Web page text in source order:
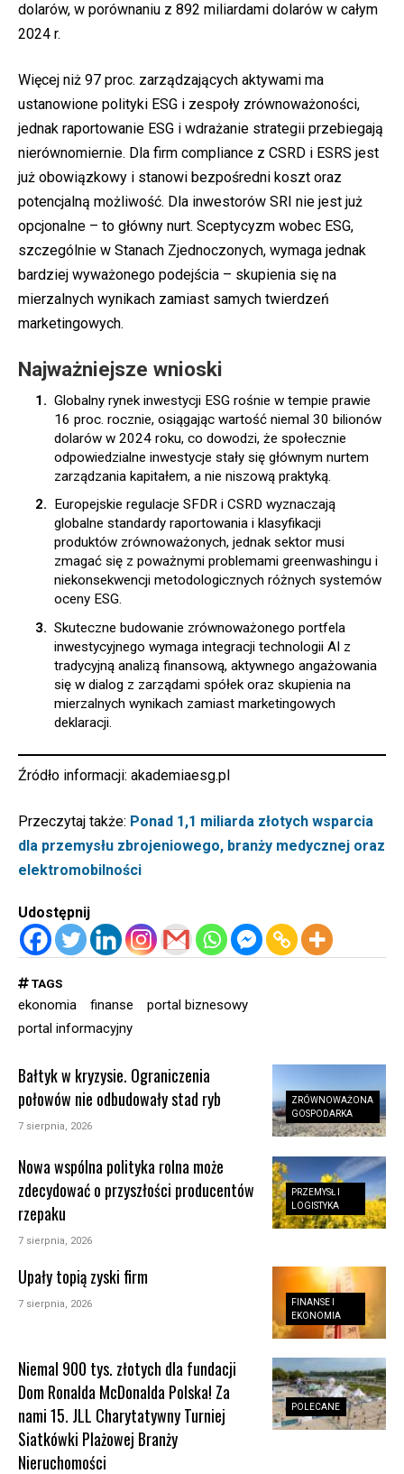
dolarów, w porównaniu z 892 miliardami dolarów w całym
2024 r.
Więcej niż 97 proc. zarządzających aktywami ma
ustanowione polityki ESG i zespoły zrównoważoności,
jednak raportowanie ESG i wdrażanie strategii przebiegają
nierównomiernie. Dla firm compliance z CSRD i ESRS jest
już obowiązkowy i stanowi bezpośredni koszt oraz
potencjalną możliwość. Dla inwestorów SRI nie jest już
opcjonalne – to główny nurt. Sceptycyzm wobec ESG,
szczególnie w Stanach Zjednoczonych, wymaga jednak
bardziej wyważonego podejścia – skupienia się na
mierzalnych wynikach zamiast samych twierdzeń
marketingowych.
Najważniejsze wnioski
Globalny rynek inwestycji ESG rośnie w tempie prawie
16 proc. rocznie, osiągając wartość niemal 30 bilionów
dolarów w 2024 roku, co dowodzi, że społecznie
odpowiedzialne inwestycje stały się głównym nurtem
zarządzania kapitałem, a nie niszową praktyką.
Europejskie regulacje SFDR i CSRD wyznaczają
globalne standardy raportowania i klasyfikacji
produktów zrównoważonych, jednak sektor musi
zmagać się z poważnymi problemami greenwashingu i
niekonsekwencji metodologicznych różnych systemów
oceny ESG.
Skuteczne budowanie zrównoważonego portfela
inwestycyjnego wymaga integracji technologii AI z
tradycyjną analizą finansową, aktywnego angażowania
się w dialog z zarządami spółek oraz skupienia na
mierzalnych wynikach zamiast marketingowych
deklaracji.
Źródło informacji: akademiaesg.pl
Przeczytaj także: Ponad 1,1 miliarda złotych wsparcia
dla przemysłu zbrojeniowego, branży medycznej oraz
elektromobilności
Udostępnij
TAGS
ekonomia finanse
portal biznesowy
portal informacyjny
ZRÓWNOWAŻONA
GOSPODARKA
Bałtyk w kryzysie. Ograniczenia
połowów nie odbudowały stad ryb
7 sierpnia, 2026
PRZEMYSŁ I
LOGISTYKA
Nowa wspólna polityka rolna może
zdecydować o przyszłości producentów
rzepaku
7 sierpnia, 2026
FINANSE I
EKONOMIA
Upały topią zyski firm
7 sierpnia, 2026
POLECANE
Niemal 900 tys. złotych dla fundacji
Dom Ronalda McDonalda Polska! Za
nami 15. JLL Charytatywny Turniej
Siatkówki Plażowej Branży
Nieruchomości